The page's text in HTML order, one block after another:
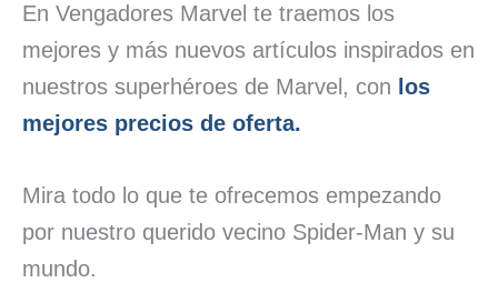
En Vengadores Marvel te traemos los
mejores y más nuevos artículos inspirados en
nuestros superhéroes de Marvel, con los
mejores precios de oferta.
Mira todo lo que te ofrecemos empezando
por nuestro querido vecino Spider-Man y su
mundo.